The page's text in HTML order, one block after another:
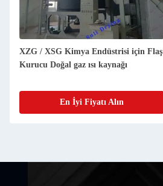
XZG / XSG Kimya Endüstrisi için Flaş
Kurucu Doğal gaz ısı kaynağı
En İyi Fiyatı Alın